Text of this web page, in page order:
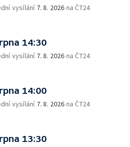
vysílání 7. 8. 2026 na ČT24
14:30
vysílání 7. 8. 2026 na ČT24
14:00
vysílání 7. 8. 2026 na ČT24
13:30